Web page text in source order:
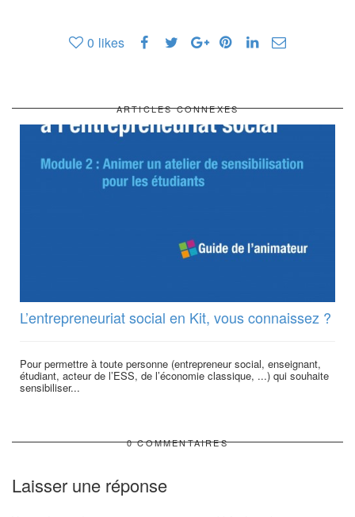
0 likes
ARTICLES CONNEXES
L’entrepreneuriat social en Kit, vous connaissez ?
Pour permettre à toute personne (entrepreneur social, enseignant,
étudiant, acteur de l’ESS, de l’économie classique, ...) qui souhaite
sensibiliser...
0 COMMENTAIRES
Laisser une réponse